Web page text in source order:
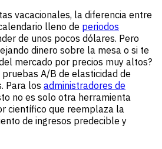
vacacionales, la diferencia entre
lleno de periodos
de unos pocos dólares. Pero
dinero sobre la mesa o si te
mercado por precios muy altos?
A/B de elasticidad de
Para los administradores de
no es solo otra herramienta
científico que reemplaza la
de ingresos predecible y